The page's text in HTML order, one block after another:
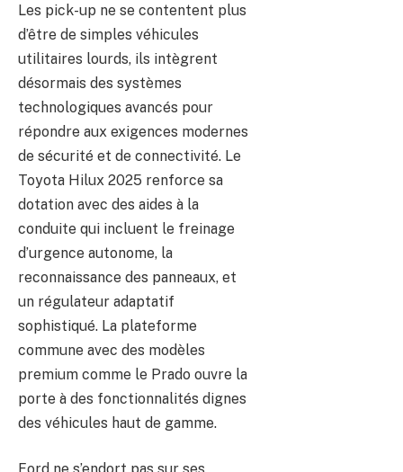
Les pick-up ne se contentent plus
d’être de simples véhicules
utilitaires lourds, ils intègrent
désormais des systèmes
technologiques avancés pour
répondre aux exigences modernes
de sécurité et de connectivité. Le
Toyota Hilux 2025 renforce sa
dotation avec des aides à la
conduite qui incluent le freinage
d’urgence autonome, la
reconnaissance des panneaux, et
un régulateur adaptatif
sophistiqué. La plateforme
commune avec des modèles
premium comme le Prado ouvre la
porte à des fonctionnalités dignes
des véhicules haut de gamme.